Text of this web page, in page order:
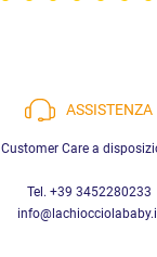
ASSISTENZA
Customer Care a
Tel. +39 3452280233